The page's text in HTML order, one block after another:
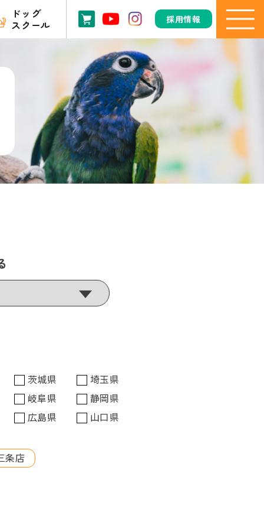
ドッグ
スクール
採用情報
茨城県
埼玉県
岐阜県
静岡県
広島県
山口県
条店